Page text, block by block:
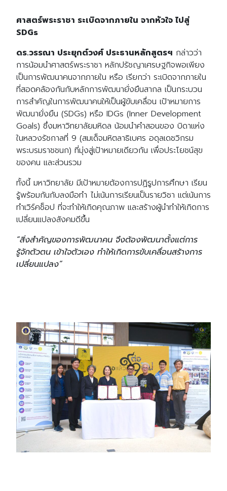
Search
ศาสตร์พระราชา ระเบิดจากภายใน จากหัวใจ ไปสู่
SDGs
ดร.วรรณา ประยุกต์วงศ์ ประธานหลักสูตรฯ กล่าวว่า
การน้อมนำศาสตร์พระราชา หลักปรัชญาเศรษฐกิจพอเพียง
เป็นการพัฒนาคนจากภายใน หรือ เรียกว่า ระเบิดจากภายใน
ที่สอดคล้องกันกับหลักการพัฒนายั่งยืนสากล เป็นกระบวน
การสำคัญในการพัฒนาคนให้เป็นผู้ขับเคลื่อน เป้าหมายการ
พัฒนายั่งยืน (SDGs) หรือ IDGs (Inner Development
Goals) ซึ่งมหาวิทยาลัยมหิดล น้อมนำคำสอนของ บิดาแห่ง
ในหลวงรัชกาลที่ 9 (สมเด็จมหิตลาธิเบศร อดุลเดชวิกรม
พระบรมราชชนก) ที่มุ่งสู่เป้าหมายเดียวกัน เพื่อประโยชน์สุข
ของคน และส่วนรวม
ทั้งนี้ มหาวิทยาลัย มีเป้าหมายต้องการปฏิรูปการศึกษา เรียน
รู้พร้อมกันกับลงมือทำ ไม่เน้นการเรียนเป็นรายวิชา แต่เน้นการ
ทำเวิร์คช็อป ที่จะทำให้เกิดคุณภาพ และสร้างผู้นำทำให้เกิดการ
เปลี่ยนแปลงสังคมดีขึ้น
“สิ่งสำคัญของการพัฒนาคน จึงต้องพัฒนาตั้งแต่การ
รู้จักตัวตน เข้าใจตัวเอง ทำให้เกิดการขับเคลื่อนสร้างการ
เปลี่ยนแปลง”